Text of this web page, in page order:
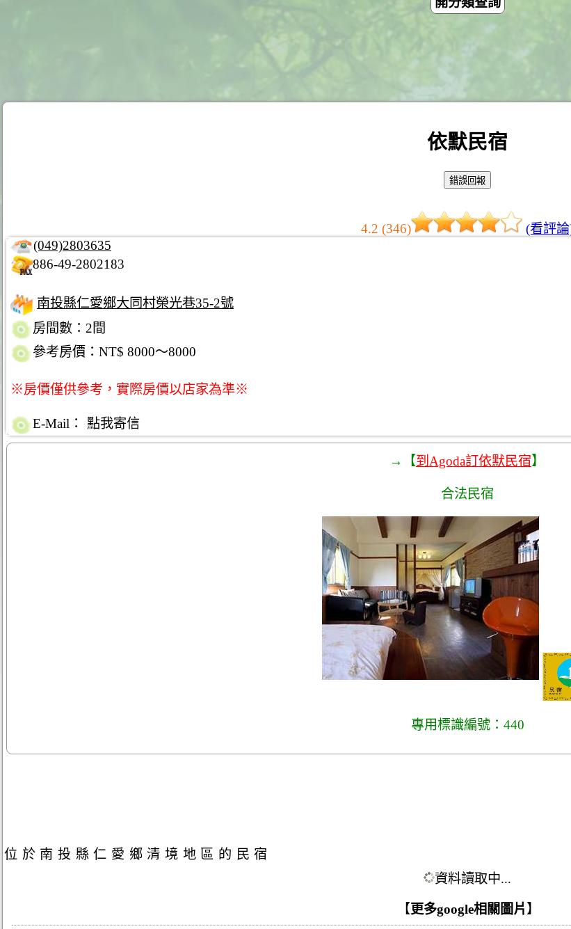
依默民宿
4.2 (346)
(看評
(049)2803635
886-49-2802183
南投縣仁愛鄉大同村榮光巷35-2號
房間數：2間
參考房價：NT$ 8000～8000
※房價僅供參考，實際房價以店家為準※
E-Mail： 點我寄信
→【到Agoda訂依默民宿】
合法民宿
專用標識編號：440
位於南投縣仁愛鄉清境地區的民宿
資料讀取中...
【 更多google相關圖片 】